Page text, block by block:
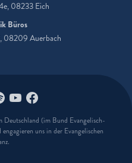
08233 Eich
Büros
08209 Auerbach
auf Whatsapp
auf Instagram
auf Spotify
Herzfabrik auf Youtube
Herzfabrik auf
(im Bund Evangelisch-
uns in der Evangelischen